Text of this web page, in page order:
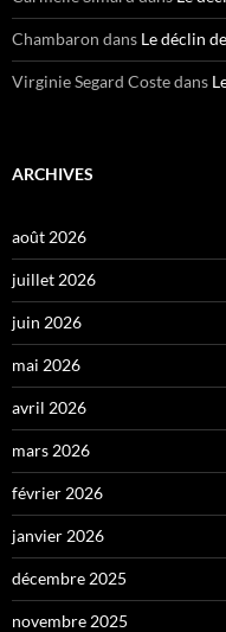
Chambaron dans Le déclin
Virginie Segard Costedans
ARCHIVES
août 2026
juillet 2026
juin 2026
mai 2026
avril 2026
mars 2026
février 2026
janvier 2026
décembre 2025
novembre 2025